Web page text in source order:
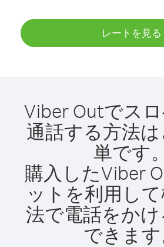
レートを見る
Viber Outでス
通話する方法
単です。
購入したViber
ットを利用し
法で電話をか
できます